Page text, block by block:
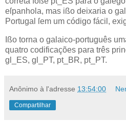
eſpanhola, mas ißo deixaria o
Portugal ſem um código fácil,
Ißo torna o galaico‐português
quatro codificações para três
gl_ES, gl_PT, pt_BR, pt_PT.
Anônimo à l'adresse 13:54:00
Compartilhar